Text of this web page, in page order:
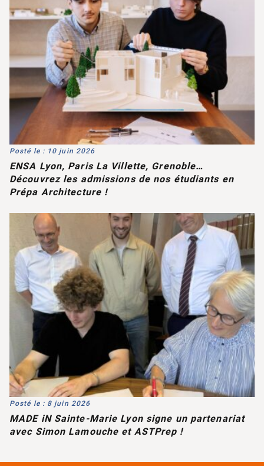
Posté le : 10 juin 2026
ENSA Lyon, Paris La Villette, Grenoble…
Découvrez les admissions de nos étudiants en
Prépa Architecture !
Posté le : 8 juin 2026
MADE iN Sainte-Marie Lyon signe un partenariat
avec Simon Lamouche et ASTPrep !